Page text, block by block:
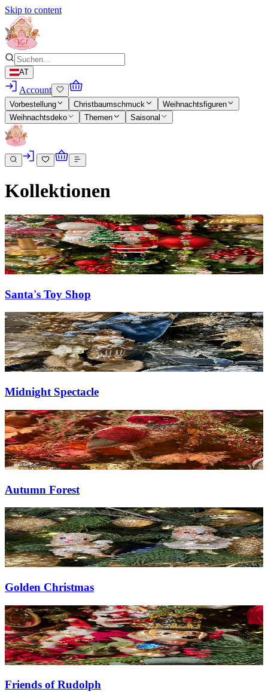
Skip to content
AT
Account
Vorbestellung Christbaumschmuck
Weihnachtsfiguren
Weihnachtsdeko
Themen Saisonal
Kollektionen
Santa's Toy Shop
Midnight Spectacle
Autumn Forest
Golden Christmas
Friends of Rudolph